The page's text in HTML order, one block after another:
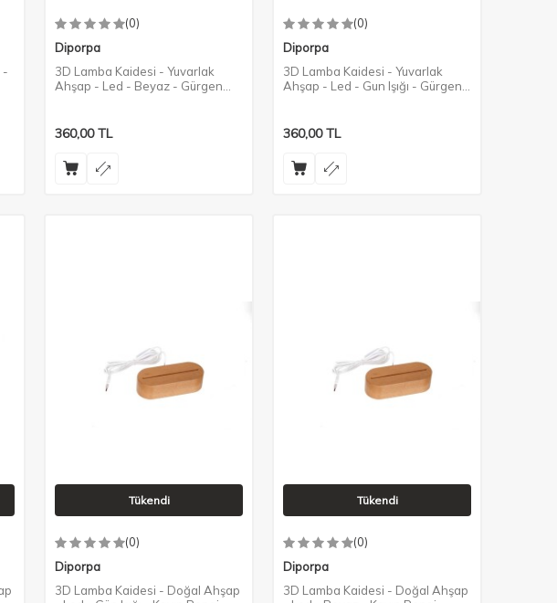
-
(0)
Diporpa
3D Lamba Kaidesi - Yuvarlak
Ahşap - Led - Beyaz - Gürgen
360,00TL
(0)
Diporpa
3D Lamba Kaidesi - Yuvarlak
Ahşap - Led - Gun Işığı - Gürgen
360,00TL
Tükendi
(0)
Diporpa
3D Lamba Kaidesi - Doğal Ahşap
Tükendi
(0)
Diporpa
3D Lamba Kaidesi - Doğal Ahşap